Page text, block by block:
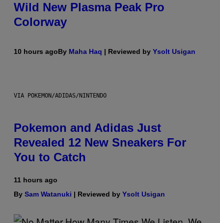
Wild New Plasma Peak Pro
Colorway
10 hours agoBy Maha Haq | Reviewed by Ysolt Usigan
VIA POKEMON/ADIDAS/NINTENDO
Pokemon and Adidas Just
Revealed 12 New Sneakers For
You to Catch
11 hours ago
By Sam Watanuki | Reviewed by Ysolt Usigan